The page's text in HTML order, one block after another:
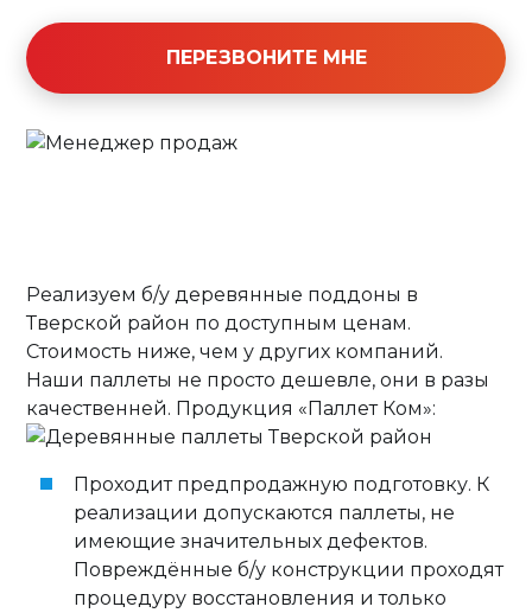
ПЕРЕЗВОНИТЕ МНЕ
Реализуем б/у деревянные поддоны в
Тверской район по доступным ценам.
Стоимость ниже, чем у других компаний.
Наши паллеты не просто дешевле, они в разы
качественней. Продукция «Паллет Ком»:
Проходит предпродажную подготовку. К
реализации допускаются паллеты, не
имеющие значительных дефектов.
Повреждённые б/у конструкции проходят
процедуру восстановления и только